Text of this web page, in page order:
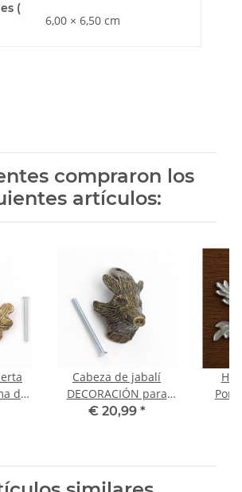
(
6,00 × 6,50 cm
compraron los
artículos:
de
Cabeza de jabalí
DECORACIÓN para
armas de caza Trofeos
€ 20,99 *